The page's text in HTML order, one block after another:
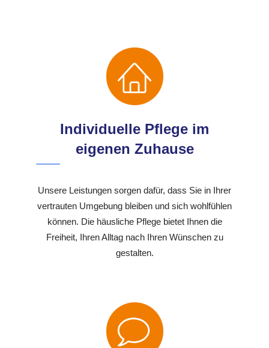
Individuelle Pflege im
eigenen Zuhause
Unsere Leistungen sorgen dafür, dass Sie in Ihrer
vertrauten Umgebung bleiben und sich wohlfühlen
können. Die häusliche Pflege bietet Ihnen die
Freiheit, Ihren Alltag nach Ihren Wünschen zu
gestalten.